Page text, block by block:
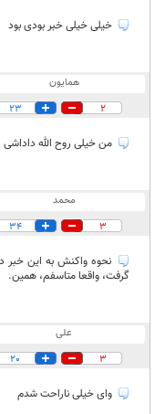
خیلی خیلی خبر بودی بود
همایون
2
23
من خیلی روح الله
محمد
3
34
نحوه واکنش به این خبر
گرفت، واقعا متاسفم، همین.
علی
3
20
وای خیلی ناراحت شدم